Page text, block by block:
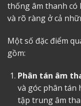
thống âm thanh có
và rõ ràng ở cả
Một số đặc điểm
gồm:
Phân tán âm
và góc phân tán
tập trung âm